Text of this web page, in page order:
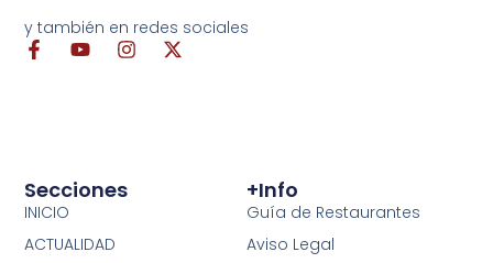
+info
Guía de Restaurantes
Aviso Legal
Secciones
INICIO
ACTUALIDAD
y también en redes sociales